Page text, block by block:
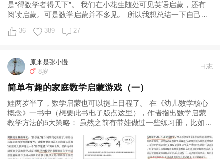
是“得数学者得天下”。 我们在小花生随处可见英语启蒙，还有
阅读启蒙。可是数学启蒙并不多见。 所以我想总结一下自己的
36 389 27
原来是张小慢
8岁
日志
简单有趣的家庭数学启蒙游戏（一）
娃两岁半了，数学启蒙也可以提上日程了。 在《幼儿数学核心
概念》一书中（想要此书电子版点这里），作者指出数学启蒙
教学方法的5大策略： 虽然之前有带娃做过一些练习册，比如阶